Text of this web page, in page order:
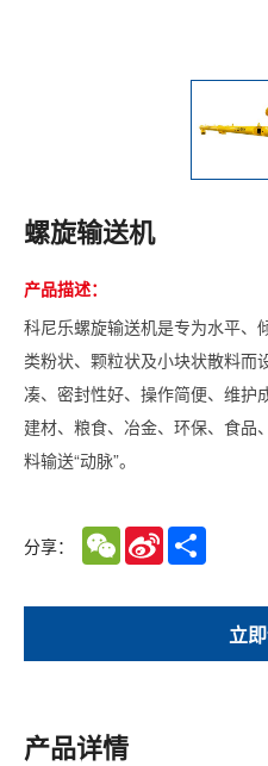
螺旋输送机
产品描述：
科尼乐螺旋输送机是专为水平、
类粉状、颗粒状及小块状散料而
凑、密封性好、操作简便、维护
建材、粮食、冶金、环保、食品
料输送“动脉”。
分享： WeChatSina
Weibo
立
产品详情